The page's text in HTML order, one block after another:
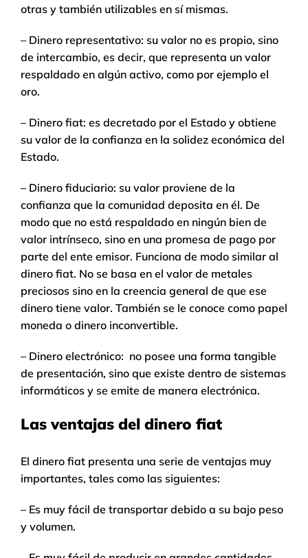
otras y también utilizables en sí mismas.
– Dinero representativo: su valor no es propio, sino
de intercambio, es decir, que representa un valor
respaldado en algún activo, como por ejemplo el
oro.
– Dinero fiat: es decretado por el Estado y obtiene
su valor de la confianza en la solidez económica del
Estado.
– Dinero fiduciario: su valor proviene de la
confianza que la comunidad deposita en él. De
modo que no está respaldado en ningún bien de
valor intrínseco, sino en una promesa de pago por
parte del ente emisor. Funciona de modo similar al
dinero fiat. No se basa en el valor de metales
preciosos sino en la creencia general de que ese
dinero tiene valor. También se le conoce como papel
moneda o dinero inconvertible.
– Dinero electrónico: no posee una forma tangible
de presentación, sino que existe dentro de sistemas
informáticos y se emite de manera electrónica.
Las ventajas del dinero fiat
El dinero fiat presenta una serie de ventajas muy
importantes, tales como las siguientes:
– Es muy fácil de transportar debido a su bajo peso
y volumen.